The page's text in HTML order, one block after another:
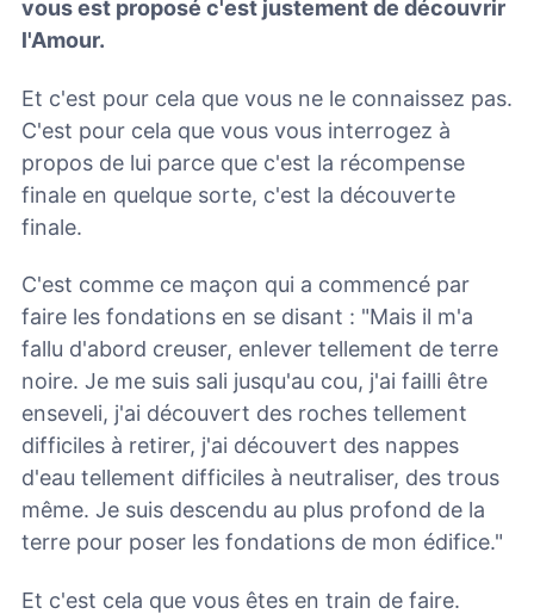
vous est proposé c'est justement de découvrir
l'Amour.
Et c'est pour cela que vous ne le connaissez pas.
C'est pour cela que vous vous interrogez à
propos de lui parce que c'est la récompense
finale en quelque sorte, c'est la découverte
finale.
C'est comme ce maçon qui a commencé par
faire les fondations en se disant : "Mais il m'a
fallu d'abord creuser, enlever tellement de terre
noire. Je me suis sali jusqu'au cou, j'ai failli être
enseveli, j'ai découvert des roches tellement
difficiles à retirer, j'ai découvert des nappes
d'eau tellement difficiles à neutraliser, des trous
même. Je suis descendu au plus profond de la
terre pour poser les fondations de mon édifice."
Et c'est cela que vous êtes en train de faire.